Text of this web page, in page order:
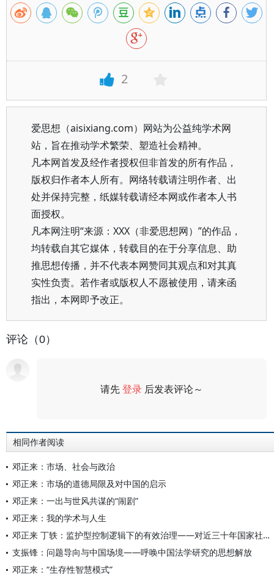
2
爱思想（aisixiang.com）网站为公益纯学术网
站，旨在推动学术繁荣、塑造社会精神。
凡本网首发及经作者授权但非首发的所有作品，
版权归作者本人所有。网络转载请注明作者、出
处并保持完整，纸媒转载请经本网或作者本人书
面授权。
凡本网注明“来源：XXX（非爱思想网）”的作品，
均转载自其它媒体，转载目的在于分享信息、助
推思想传播，并不代表本网赞同其观点和对其真
实性负责。若作者或版权人不愿被使用，请来函
指出，本网即予改正。
评论（0）
请先登录 后发表评论～
相同作者阅读
邓正来：市场、社会与政治
邓正来：市场的道德局限及对中国的启示
邓正来：一出与世风共谋的“闹剧”
邓正来：我的学术与人生
邓正来 丁轶：监护型控制逻辑下的有效治理——对近三十年国家社团管理政策演变的考察
支振锋：问题导向与中国场境——呼唤中国法学研究的思想解放
邓正来：“生存性智慧模式”